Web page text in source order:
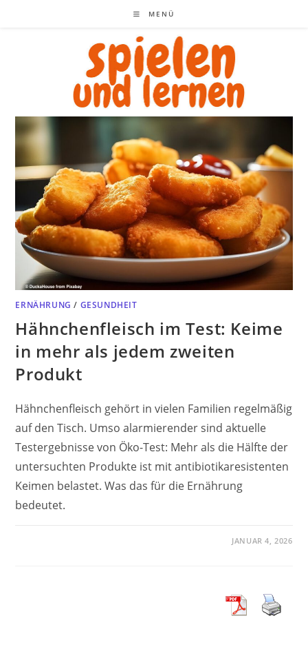
MENÜ
ERNÄHRUNG / GESUNDHEIT
Hähnchenfleisch im Test: Keime
in mehr als jedem zweiten
Produkt
Hähnchenfleisch gehört in vielen Familien regelmäßig
auf den Tisch. Umso alarmierender sind aktuelle
Testergebnisse von Öko-Test: Mehr als die Hälfte der
untersuchten Produkte ist mit antibiotikaresistenten
Keimen belastet. Was das für die Ernährung
bedeutet.
JANUAR 4, 2026